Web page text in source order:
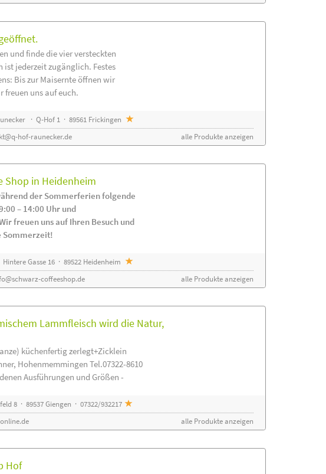
und finde die vier versteckten
ist jederzeit zugänglich. Festes
Bis zur Maisernte öffnen wir
freuen uns auf euch.
· Q-Hof 1 · 89561 Frickingen
hof-raunecker.de alle Produkte anzeigen
Shop in Heidenheim
der Sommerferien folgende
– 14:00 Uhr und
freuen uns auf Ihren Besuch und
Sommerzeit!
Gasse 16 · 89522 Heidenheim
coffeeshop.de alle Produkte anzeigen
Lammfleisch wird die Natur,
küchenfertig zerlegt+Zicklein
Hohenmemmingen Tel.07322-8610
Ausführungen und Größen -
8 · 89537 Giengen · 07322/932217
alle Produkte anzeigen
Hof